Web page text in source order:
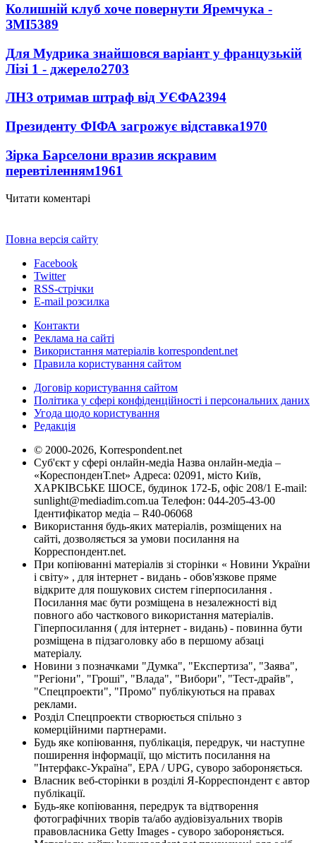
Колишній клуб хоче повернути Яремчука -
ЗМІ5389
Для Мудрика знайшовся варіант у французькій
Лізі 1 - джерело2703
ЛНЗ отримав штраф від УЄФА2394
Президенту ФІФА загрожує відставка1970
Зірка Барселони вразив яскравим
перевтіленням1961
Читати коментарі
Повна версія сайту
Facebook
Twitter
RSS-стрічки
E-mail розсилка
Контакти
Реклама на сайті
Використання матеріалів korrespondent.net
Правила користування сайтом
Договір користування сайтом
Політика у сфері конфіденційності і персональних даних
Угода щодо користування
Редакція
© 2000-2026, Korrespondent.net
Суб'єкт у сфері онлайн-медіа Назва онлайн-медіа –
«КореспонденТ.net» Адреса: 02091, місто Київ,
ХАРКІВСЬКЕ ШОСЕ, будинок 172-Б, офіс 208/1 E-mail:
sunlight@mediadim.com.ua Телефон: 044-205-43-00
Ідентифікатор медіа – R40-06068
Використання будь-яких матеріалів, розміщених на
сайті, дозволяється за умови посилання на
Корреспондент.net.
При копіюванні матеріалів зі сторінки « Новини України
і світу» , для інтернет - видань - обов'язкове пряме
відкрите для пошукових систем гіперпосилання .
Посилання має бути розміщена в незалежності від
повного або часткового використання матеріалів.
Гіперпосилання ( для інтернет - видань) - повинна бути
розміщена в підзаголовку або в першому абзаці
матеріалу.
Новини з позначками "Думка", "Експертиза", "Заява",
"Регіони", "Гроші", "Влада", "Вибори", "Тест-драйв",
"Спецпроекти", "Промо" публікуються на правах
реклами.
Розділ Спецпроекти створюється спільно з
комерційними партнерами.
Будь яке копіювання, публікація, передрук, чи наступне
поширення інформації, що містить посилання на
"Інтерфакс-Україна", EPA / UPG, суворо забороняється.
Власник веб-сторінки в розділі Я-Корреспондент є автор
публікації.
Будь-яке копіювання, передрук та відтворення
фотографічних творів та/або аудіовізуальних творів
правовласника Getty Images - суворо забороняється.